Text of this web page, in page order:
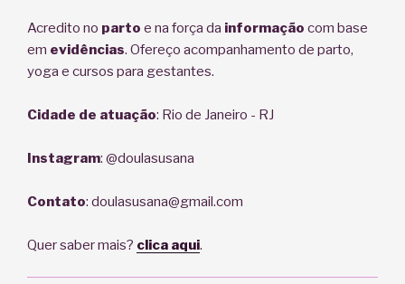
Acredito no parto e na força da informação com base
em evidências. Ofereço acompanhamento de parto,
yoga e cursos para gestantes.
Cidade de atuação: Rio de Janeiro - RJ
Instagram: @doulasusana
Contato: doulasusana@gmail.com
Quer saber mais? clica aqui.